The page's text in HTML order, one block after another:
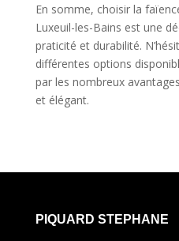
En somme, choisir la
Luxeuil-les-Bains est une
praticité et durabilité.
différentes options
par les nombreux
et élégant.
PIQUARD STEPHANE